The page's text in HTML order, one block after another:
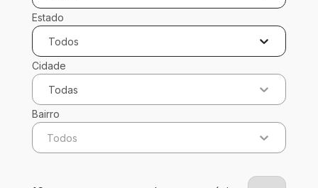
Estado
Todos
Cidade
Todas
Bairro
Todos
16 vagas encontradas para 0 filtros aplicados